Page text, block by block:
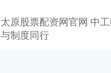
太原股票配资网官网 中
与制度同行